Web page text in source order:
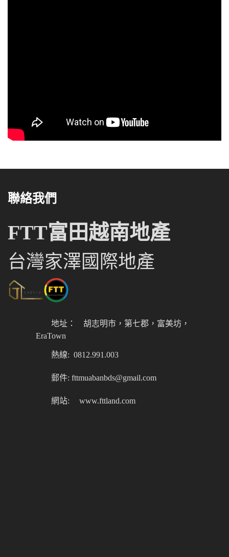
聯絡我們
FTT富田越南地產
台灣家澤國際地產
地址：
胡志明市，第七郡，富美坊，
EraTown
熱線: 0812.991.003
郵件: fttmuabanbds@gmail.com
網站: www.fttland.com